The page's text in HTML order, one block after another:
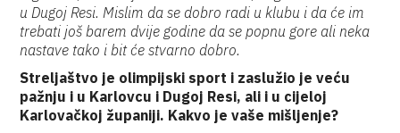
u Dugoj Resi. Mislim da se dobro radi u klubu i da će im
trebati još barem dvije godine da se popnu gore ali neka
nastave tako i bit će stvarno dobro.
Streljaštvo je olimpijski sport i zaslužio je veću
pažnju i u Karlovcu i Dugoj Resi, ali i u cijeloj
Karlovačkoj županiji. Kakvo je vaše mišljenje?